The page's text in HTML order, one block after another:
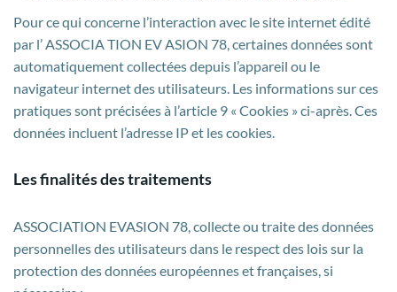
Pour ce qui concerne l’interaction avec le site internet édité
par l’ ASSOCIA TION EV ASION 78, certaines données sont
automatiquement collectées depuis l’appareil ou le
navigateur internet des utilisateurs. Les informations sur ces
pratiques sont précisées à l’article 9 « Cookies » ci-après. Ces
données incluent l’adresse IP et les cookies.
Les finalités des traitements
ASSOCIATION EVASION 78, collecte ou traite des données
personnelles des utilisateurs dans le respect des lois sur la
protection des données européennes et françaises, si